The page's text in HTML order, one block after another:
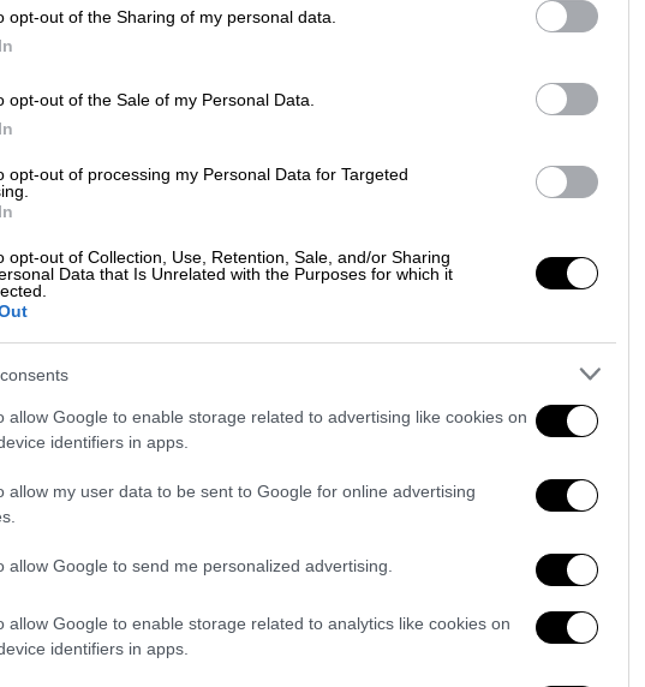
opt-out of the Sharing of my personal data.
opt-out of the Sale of my Personal Data.
opt-out of processing my Personal Data for Targeted
opt-out of Collection, Use, Retention, Sale, and/or Sharing
Data that Is Unrelated with the Purposes for which it
allow Google to enable storage related to advertising like cookies on
identifiers in apps.
allow my user data to be sent to Google for online advertising
allow Google to send me personalized advertising.
allow Google to enable storage related to analytics like cookies on
identifiers in apps.
Τουρισμός για Όλους 2024: Οι
Πόσο αυξήθηκαν τα ποσά φέτος για
Οικονομία|15.01.2024 03:31
αλλάζει φέτος με τα ποσά και
Όσα πρέπει να γνωρίζετε